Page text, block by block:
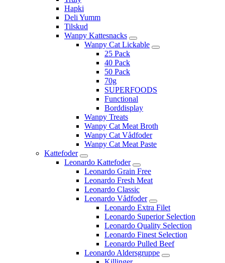
Hapki
Deli Yumm
Tilskud
Wanpy Kattesnacks
Wanpy Cat Lickable
25 Pack
40 Pack
50 Pack
70g
SUPERFOODS
Functional
Borddisplay
Wanpy Treats
Wanpy Cat Meat Broth
Wanpy Cat Vådfoder
Wanpy Cat Meat Paste
Kattefoder
Leonardo Kattefoder
Leonardo Grain Free
Leonardo Fresh Meat
Leonardo Classic
Leonardo Vådfoder
Leonardo Extra Filet
Leonardo Superior Selection
Leonardo Quality Selection
Leonardo Finest Selection
Leonardo Pulled Beef
Leonardo Aldersgruppe